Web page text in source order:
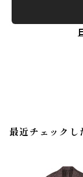
最近チェックし